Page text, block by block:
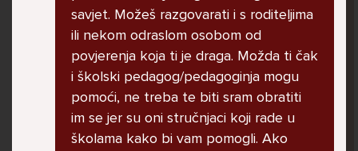
prijateljstva ostavila me najbolja prijateljica
nisam htjela ići u školu jer me to sve jako
pogodilo. Cyber bulyala me preko snapchata
i drugih drugih društvenih mreža. Sad opet
razgovaramo no jako teško. Stalno provodim
vrijeme učeći ili trenirajući moje pse jako sam
vezana za njih te ih jako volim Često
savjet. Možeš razgovarati i s roditeljima
ili nekom odraslom osobom od
povjerenja koja ti je draga. Možda ti čak
i školski pedagog/pedagoginja mogu
pomoći, ne treba te biti sram obratiti
im se jer su oni stručnjaci koji rade u
školama kako bi vam pomogli. Ako